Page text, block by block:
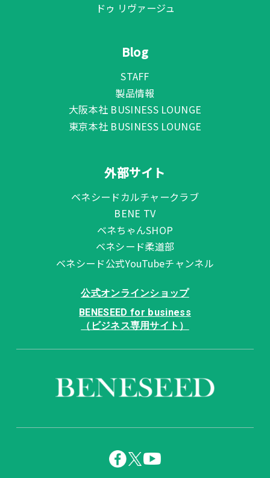
ドゥ リヴァージュ
Blog
STAFF
製品情報
大阪本社 BUSINESS LOUNGE
東京本社 BUSINESS LOUNGE
外部サイト
ベネシードカルチャークラブ
BENE TV
ベネちゃんSHOP
ベネシード柔道部
ベネシード公式YouTubeチャンネル
公式オンラインショップ
BENESEED for business
（ビジネス専用サイト）